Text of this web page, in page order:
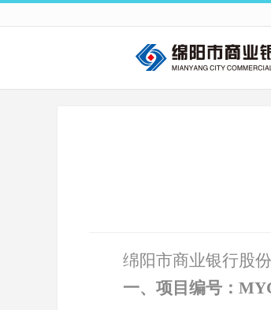
绵阳市商业银行股
一、项目编号：